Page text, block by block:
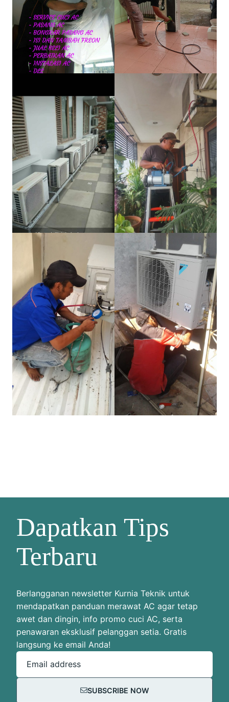
Dapatkan Tips
Terbaru
Berlangganan newsletter Kurnia Teknik untuk
mendapatkan panduan merawat AC agar tetap
awet dan dingin, info promo cuci AC, serta
penawaran eksklusif pelanggan setia. Gratis
langsung ke email Anda!
Email address
SUBSCRIBE NOW